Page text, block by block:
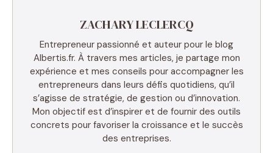
ZACHARY LECLERCQ
Entrepreneur passionné et auteur pour le blog
Albertis.fr. À travers mes articles, je partage mon
expérience et mes conseils pour accompagner les
entrepreneurs dans leurs défis quotidiens, qu’il
s’agisse de stratégie, de gestion ou d’innovation.
Mon objectif est d’inspirer et de fournir des outils
concrets pour favoriser la croissance et le succès
des entreprises.